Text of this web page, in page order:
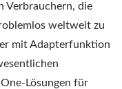
Verbrauchern, die
weltweit zu
mit Adapterfunktion
Lösungen für